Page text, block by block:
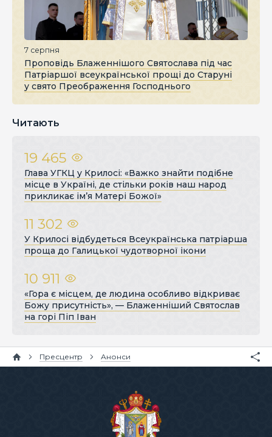
7 серпня
Проповідь Блаженнішого Святослава під час
Патріаршої всеукраїнської прощі до Старуні
у свято Преображення Господнього
Читають
19 465
Глава УГКЦ у Крилосі: «Важко знайти подібне
місце в Україні, де стільки років наш народ
прикликає ім’я Матері Божої»
11 302
У Крилосі відбудеться Всеукраїнська патріарша
проща до Галицької чудотворної ікони
10 911
«Гора є місцем, де людина особливо відкриває
Божу присутність», — Блаженніший Святослав
на горі Піп Іван
Пресцентр Анонси